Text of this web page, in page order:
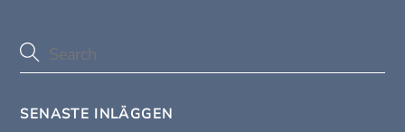
SENASTE INLÄGGEN